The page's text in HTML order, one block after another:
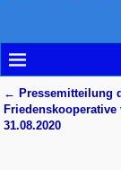
← Pressemitteilung
Friedenskooperative
31.08.2020